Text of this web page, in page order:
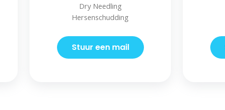
Dry Needling
Hersenschudding
Stuur een mail